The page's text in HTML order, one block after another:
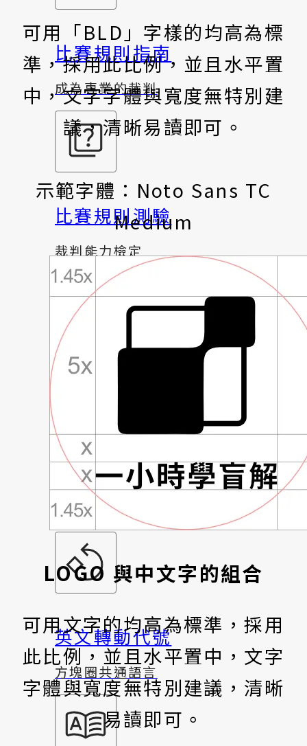
比賽規則指南
成為專業的裁判
比賽規則測驗
裁判能力檢定
方塊科普
歷史演變
有關這立方體的一切
英文轉動代號
方塊圈共通語言
可用「BLD」字樣的均高為標
準，採用此比例，並且水平置
中，文字字體與寬度無特別建
議，清晰易讀即可。
示範字體：Noto Sans TC
Medium
LOGO 與中文字的組合
可用文字的均高為標準，採用
此比例，並且水平置中，文字
字體與寬度無特別建議，清晰
易讀即可。